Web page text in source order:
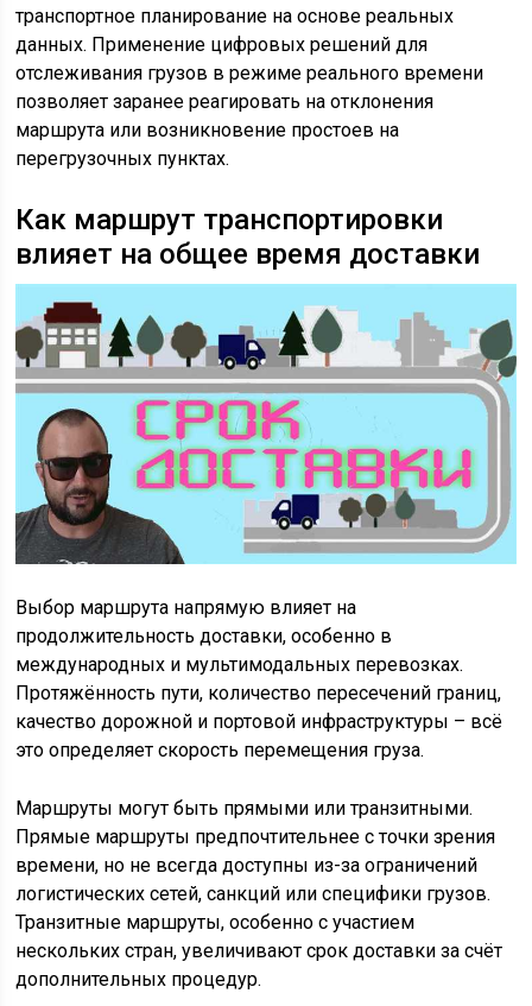
транспортное планирование на основе реальных
данных. Применение цифровых решений для
отслеживания грузов в режиме реального времени
позволяет заранее реагировать на отклонения
маршрута или возникновение простоев на
перегрузочных пунктах.
Как маршрут транспортировки
влияет на общее время доставки
Выбор маршрута напрямую влияет на
продолжительность доставки, особенно в
международных и мультимодальных перевозках.
Протяжённость пути, количество пересечений границ,
качество дорожной и портовой инфраструктуры – всё
это определяет скорость перемещения груза.
Маршруты могут быть прямыми или транзитными.
Прямые маршруты предпочтительнее с точки зрения
времени, но не всегда доступны из-за ограничений
логистических сетей, санкций или специфики грузов.
Транзитные маршруты, особенно с участием
нескольких стран, увеличивают срок доставки за счёт
дополнительных процедур.